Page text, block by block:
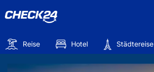
Reise Hotel Städtereise